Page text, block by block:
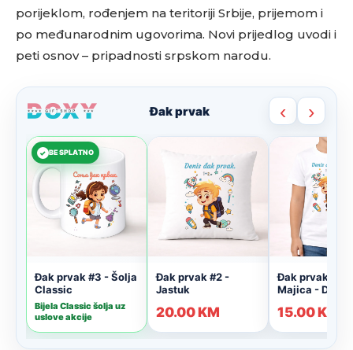
porijeklom, rođenjem na teritoriji Srbije, prijemom i
po međunarodnim ugovorima. Novi prijedlog uvodi i
peti osnov – pripadnosti srpskom narodu.